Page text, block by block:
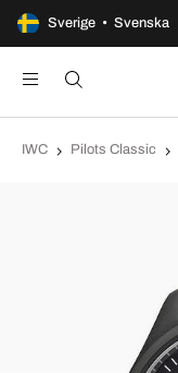
Sverige • Svenska
100 dagars öppet köp
IWC Pilots Classic